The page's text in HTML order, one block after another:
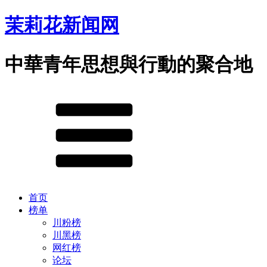
茉莉花新闻网
中華青年思想與行動的聚合地
首页
榜单
川粉榜
川黑榜
网红榜
论坛